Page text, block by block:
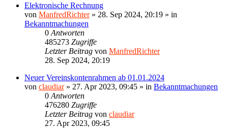
Elektronische Rechnung
von ManfredRichter» 28. Sep 2024, 20:19 » in
Bekanntmachungen
0 Antworten
485273 Zugriffe
Letzter Beitrag von ManfredRichter
28. Sep 2024, 20:19
Neuer Vereinskontenrahmen ab 01.01.2024
von claudiar» 27. Apr 2023, 09:45 » in Bekanntmachungen
0 Antworten
476280 Zugriffe
Letzter Beitrag von claudiar
27. Apr 2023, 09:45